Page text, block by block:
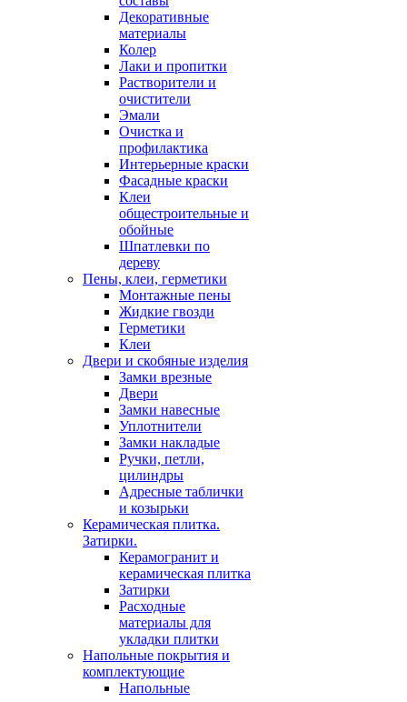
Декоративные
материалы
Колер
Лаки и пропитки
Растворители и
очистители
Эмали
Очистка и
профилактика
Интерьерные краски
Фасадные краски
Клеи
общестроительные и
обойные
Шпатлевки по
дереву
Пены, клеи, герметики
Монтажные пены
Жидкие гвозди
Герметики
Клеи
Двери и скобяные изделия
Замки врезные
Двери
Замки навесные
Уплотнители
Замки накладые
Ручки, петли,
цилиндры
Адресные таблички
и козырьки
Керамическая плитка.
Затирки.
Керамогранит и
керамическая плитка
Затирки
Расходные
материалы для
укладки плитки
Напольные покрытия и
комплектующие
Напольные